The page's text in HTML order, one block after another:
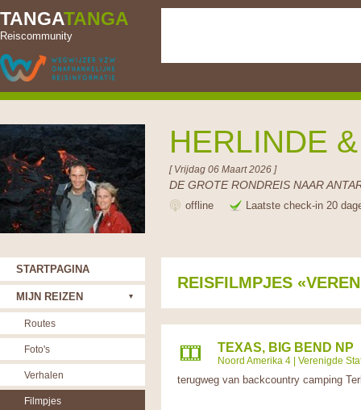
TANGATANGA
Reiscommunity
HERLINDE
[ Vrijdag 06 Maart 2026 ]
DE GROTE RONDREIS NAAR
offline Laatste check-in 20
REISFILMPJES
TEXAS, BIG BEND NP
Noord Amerika 4 | Verenigde
terugweg van backcountry camping
STARTPAGINA
MIJN REIZEN
Routes
Foto's
Verhalen
Filmpjes